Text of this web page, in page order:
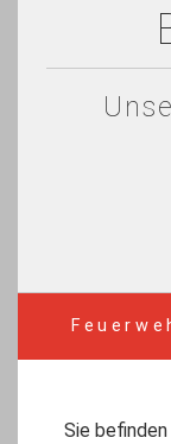
Sie befinden